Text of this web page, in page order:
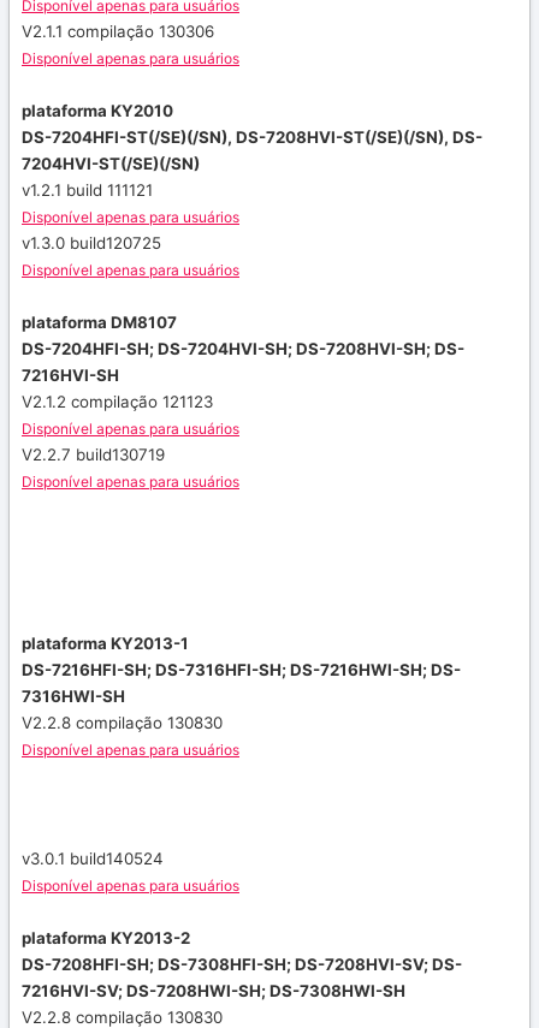
Disponível apenas para usuários
V2.1.1 compilação 130306
Disponível apenas para usuários
plataforma KY2010
DS-7204HFI-ST(/SE)(/SN), DS-7208HVI-ST(/SE)(/SN), DS-
7204HVI-ST(/SE)(/SN)
v1.2.1 build 111121
Disponível apenas para usuários
v1.3.0 build120725
Disponível apenas para usuários
plataforma DM8107
DS-7204HFI-SH;DS-7204HVI-SH;DS-7208HVI-SH;DS-
7216HVI-SH
V2.1.2 compilação 121123
Disponível apenas para usuários
V2.2.7 build130719
Disponível apenas para usuários
plataforma KY2013-1
DS-7216HFI-SH;DS-7316HFI-SH;DS-7216HWI-SH;DS-
7316HWI-SH
V2.2.8 compilação 130830
Disponível apenas para usuários
v3.0.1 build140524
Disponível apenas para usuários
plataforma KY2013-2
DS-7208HFI-SH;DS-7308HFI-SH;DS-7208HVI-SV;DS-
7216HVI-SV;DS-7208HWI-SH;DS-7308HWI-SH
V2.2.8 compilação 130830